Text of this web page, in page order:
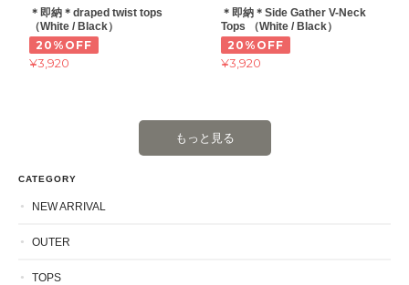
＊即納＊draped twist tops
（White / Black）
20%OFF
¥3,920
＊即納＊Side Gather V-Neck
Tops （White / Black）
20%OFF
¥3,920
もっと見る
CATEGORY
NEW ARRIVAL
OUTER
TOPS